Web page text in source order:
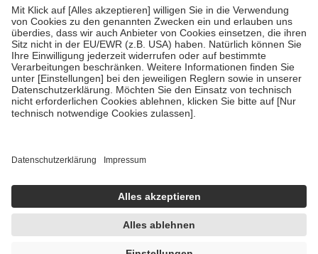
Um das Engagement der Versicherten für ihre eigene Gesundheit zu
stärken und die besondere Stellung der Familie zu unterstützen,
fallenkeine Zuzahlungen an bei:
• Kindern und Jugendlichen bis zum vollendeten 18. Lebensjahr
mit Ausnahme der Fahrkosten
• Untersuchungen zur Vorsorge und Früherkennung, die von der
GKV getragen werden
• empfohlenen Schutzimpfungen
Wir nutzen Trusted Shops als unabhängigen Dienstleister für die
getroffen, um sicherzustellen, dass es sich um echte Bewertungen
handelt. Mehr Informationen findest du hier:
https://help.etrusted.com/hc/de/articles/4419944605341